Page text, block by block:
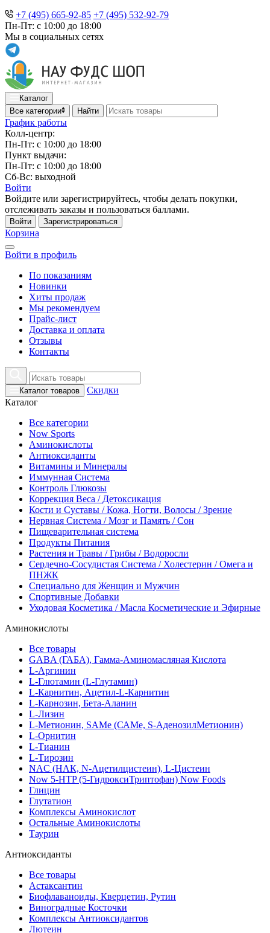
+7 (495) 665-92-85 +7 (495) 532-92-79
Пн-Пт: с 10:00 до 18:00
Мы в социальных сетях
Каталог
Все категории
Найти
График работы
Колл-центр:
Пн-Пт: с 10:00 до 18:00
Пункт выдачи:
Пн-Пт: с 10:00 до 18:00
Сб-Вс: выходной
Войти
Войдите или зарегистрируйтесь, чтобы делать покупки,
отслеживать заказы и пользоваться баллами.
Войти Зарегистрироваться
Корзина
Войти в профиль
По показаниям
Новинки
Хиты продаж
Мы рекомендуем
Прайс-лист
Доставка и оплата
Отзывы
Контакты
Каталог товаров
Скидки
Каталог
Все категории
Now Sports
Аминокислоты
Антиоксиданты
Витамины и Минералы
Иммунная Система
Контроль Глюкозы
Коррекция Веса / Детоксикация
Кости и Суставы / Кожа, Ногти, Волосы / Зрение
Нервная Система / Мозг и Память / Сон
Пищеварительная система
Продукты Питания
Растения и Травы / Грибы / Водоросли
Сердечно-Сосудистая Система / Холестерин / Омега и
ПНЖК
Специально для Женщин и Мужчин
Спортивные Добавки
Уходовая Косметика / Масла Косметические и Эфирные
Аминокислоты
Все товары
GABA (ГАБА), Гамма-Аминомасляная Кислота
L-Аргинин
L-Глютамин (L-Глутамин)
L-Карнитин, Ацетил-L-Карнитин
L-Карнозин, Бета-Аланин
L-Лизин
L-Метионин, SAMe (САМе, S-АденозилМетионин)
L-Орнитин
L-Тианин
L-Тирозин
NAC (НАК, N-Ацетилцистеин), L-Цистеин
Now 5-HTP (5-ГидроксиТриптофан) Now Foods
Глицин
Глутатион
Комплексы Аминокислот
Остальные Аминокислоты
Таурин
Антиоксиданты
Все товары
Астаксантин
Биофлаваноиды, Кверцетин, Рутин
Виноградные Косточки
Комплексы Антиоксидантов
Лютеин